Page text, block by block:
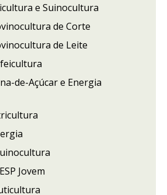
e Suinocultura
de Corte
de Leite
de-Açúcar e Energia
Jovem